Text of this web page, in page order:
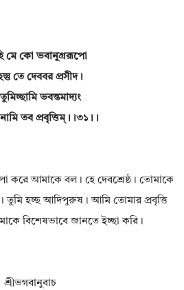
মে কো ভবানুগ্ররূপো
তে দেববর প্রসীদ।
ভবন্তমাদ্যং
তব প্রবৃত্তিম্।।৩১।।
করে আমাকে বল। হে দেবশ্রেষ্ঠ। তোমাকে
তুমি হচ্ছ আদিপুরুষ। আমি তোমার প্রবৃত্তি
বিশেষভাবে জানতে ইচ্ছা করি।
শ্রীভগবানুবাচ